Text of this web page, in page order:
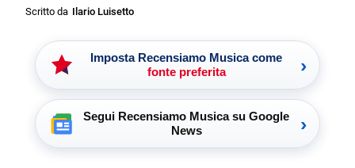
Scritto da Ilario Luisetto
Imposta Recensiamo Musica come
fonte preferita
›
Segui Recensiamo Musica su Google
News
›